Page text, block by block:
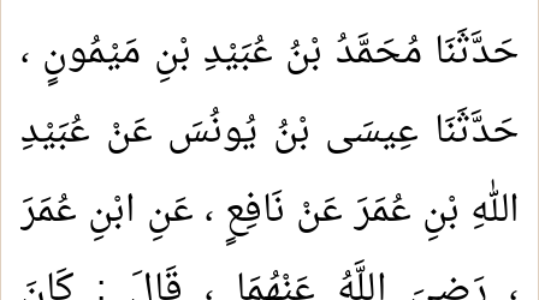
حَدَّثَنَا مُحَمَّدُ بْنُ عُبَيْدِ بْنِ مَيْمُونٍ ،
حَدَّثَنَا عِيسَى بْنُ يُونُسَ عَنْ عُبَيْدِ
اللهِ بْنِ عُمَرَ عَنْ نَافِعٍ ، عَنِ ابْنِ عُمَرَ